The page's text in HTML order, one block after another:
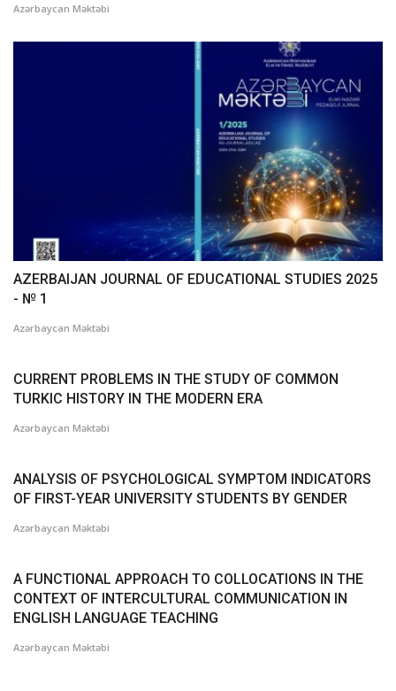
Azərbaycan Məktəbi
AZERBAIJAN JOURNAL OF EDUCATIONAL STUDIES 2025
- № 1
Azərbaycan Məktəbi
CURRENT PROBLEMS IN THE STUDY OF COMMON
TURKIC HISTORY IN THE MODERN ERA
Azərbaycan Məktəbi
ANALYSIS OF PSYCHOLOGICAL SYMPTOM INDICATORS
OF FIRST-YEAR UNIVERSITY STUDENTS BY GENDER
Azərbaycan Məktəbi
A FUNCTIONAL APPROACH TO COLLOCATIONS IN THE
CONTEXT OF INTERCULTURAL COMMUNICATION IN
ENGLISH LANGUAGE TEACHING
Azərbaycan Məktəbi